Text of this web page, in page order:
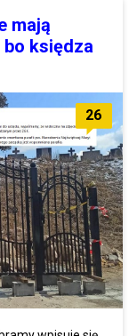
mają
księdza
26